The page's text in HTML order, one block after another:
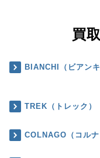
買
BIANCHI（ビアンキ
TREK（トレック）
COLNAGO（コルナ